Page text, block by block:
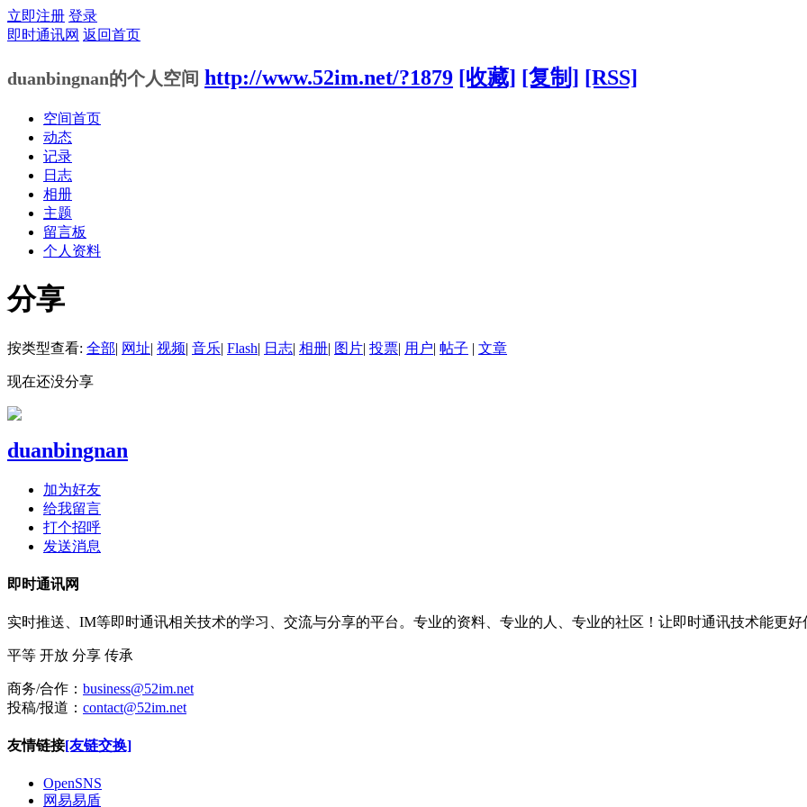
立即注册 登录
即时通讯网 返回首页
duanbingnan的个人空间 http://www.52im.net/?1879 [收藏] [复制] [RSS]
空间首页
动态
记录
日志
相册
主题
留言板
个人资料
分享
按类型查看: 全部| 网址| 视频| 音乐| Flash| 日志| 相册| 图片| 投票| 用户| 帖子 | 文章
现在还没分享
duanbingnan
加为好友
给我留言
打个招呼
发送消息
即时通讯网
实时推送、IM等即时通讯相关技术的学习、交流与分享的平台。专业的资料、专业的人、专业的社区！让即时通讯技术能更好
平等 开放 分享 传承
商务/合作： business@52im.net
投稿/报道： contact@52im.net
友情链接[友链交换]
OpenSNS
网易易盾